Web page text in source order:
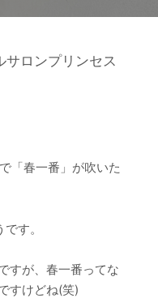
サロンプリンセス
「春一番」が吹いた
す。
すが、春一番ってな
すけどね(笑)